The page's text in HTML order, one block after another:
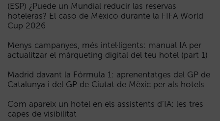
(ESP) ¿Puede un Mundial reducir las reservas
hoteleras? El caso de México durante la FIFA World
Cup 2026
Menys campanyes, més intel·ligents: manual IA per
actualitzar el màrqueting digital del teu hotel (part 1)
Madrid davant la Fórmula 1: aprenentatges del GP de
Catalunya i del GP de Ciutat de Mèxic per als hotels
Com apareix un hotel en els assistents d’IA: les tres
capes de visibilitat